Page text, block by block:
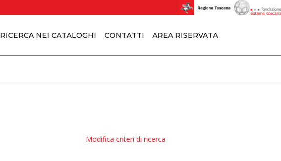
RICERCA NEI CATALOGHI CONTATTI AREA RISERVATA
Modifica criteri di ricerca